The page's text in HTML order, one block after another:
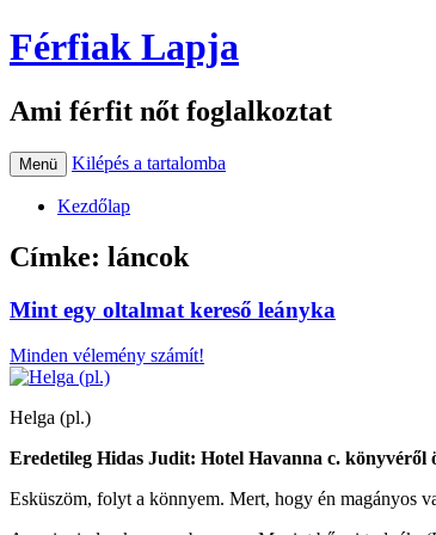
Férfiak Lapja
Ami férfit nőt foglalkoztat
Menü Kilépés a tartalomba
Kezdőlap
Címke: láncok
Mint egy oltalmat kereső leányka
Minden vélemény számít!
Helga (pl.)
Eredetileg Hidas Judit: Hotel Havanna c. könyvéről
Esküszöm, folyt a könnyem. Mert, hogy én